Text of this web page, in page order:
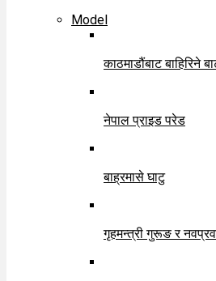
Model
काठमाडौंबाट बाहिरिने
नेपाल प्राइड परेड
बाह्रमासे घाटु
गृहमन्त्री गुरूङ र